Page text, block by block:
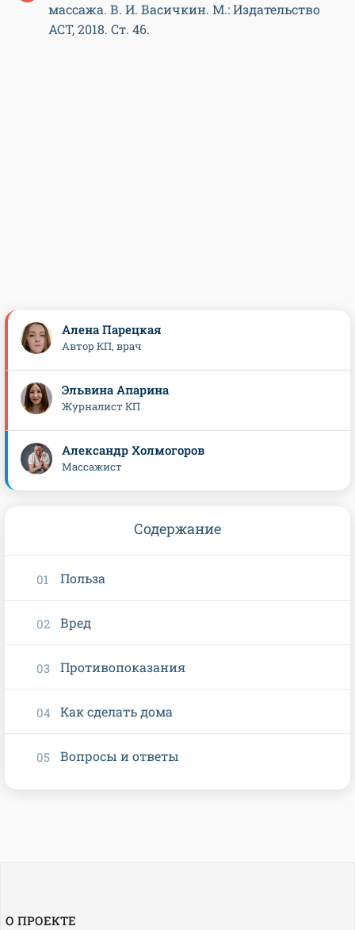
массажа. В. И. Васичкин. М.: Издательство
АСТ, 2018. Ст. 46.
Алена Парецкая
Автор КП, врач
Эльвина Апарина
Журналист КП
Александр Холмогоров
Массажист
Содержание
Польза
Вред
Противопоказания
Как сделать дома
Вопросы и ответы
О ПРОЕКТЕ